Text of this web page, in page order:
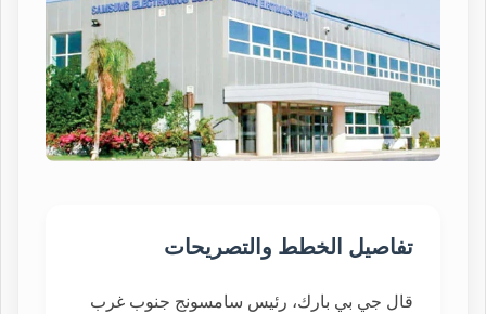
تفاصيل الخطط والتصريحات
قال جي بي بارك، رئيس سامسونج جنوب غرب